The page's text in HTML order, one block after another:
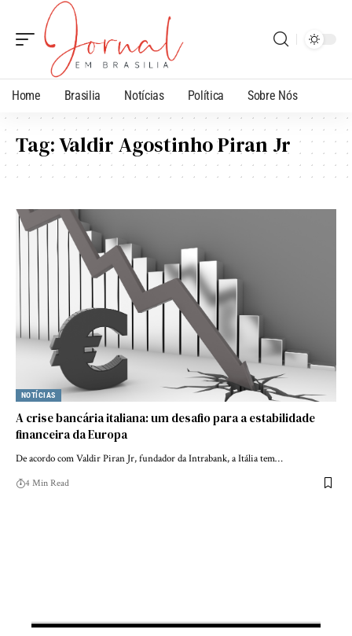
Home Brasilia Notícias Política Sobre Nós
Tag:Valdir Agostinho Piran Jr
NOTÍCIAS
A crise bancária italiana: um desafio para a estabilidade
financeira da Europa
De acordo com Valdir Piran Jr, fundador da Intrabank, a Itália tem…
4 Min Read